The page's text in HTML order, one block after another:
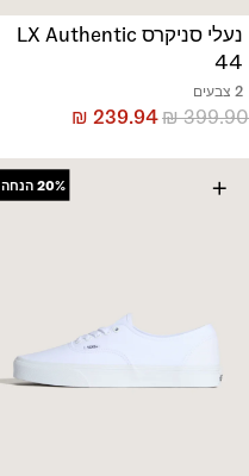
נעלי סניקרס LX Authentic
44
2 צבעים
₪399.90
₪ 239.94
+
20% הנחה